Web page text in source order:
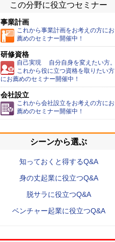
この分野に役立つセミナー
事業計画
これから事業計画をお考えの方にお
薦めのセミナー開催中！
研修資格
自己実現 自分自身を変えたい方。
これから役に立つ資格を取りたい方
にお薦めのセミナー開催中！
会社設立
これから会社設立をお考えの方にお
薦めのセミナー開催中！
シーンから選ぶ
知っておくと得するQ&A
身の丈起業に役立つQ&A
脱サラに役立つQ&A
ベンチャー起業に役立つQ&A